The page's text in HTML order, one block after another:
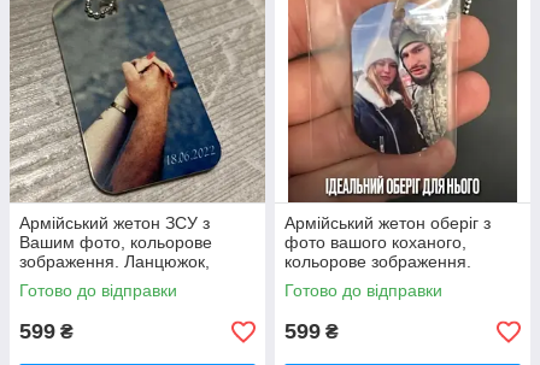
Армійський жетон ЗСУ з
Вашим фото, кольорове
зображення. Ланцюжок,
бампер та скоба в
подарунок. Не тьмяніє та не
стирається
Готово до відправки
599 ₴
Армійський жетон оберіг з
фото вашого коханого,
кольорове зображення.
Ланцюжок, бампер, скоба в
подарунок. Є наложка
Готово до відправки
599 ₴